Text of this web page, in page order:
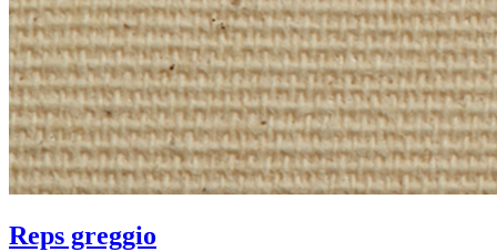
Reps greggio